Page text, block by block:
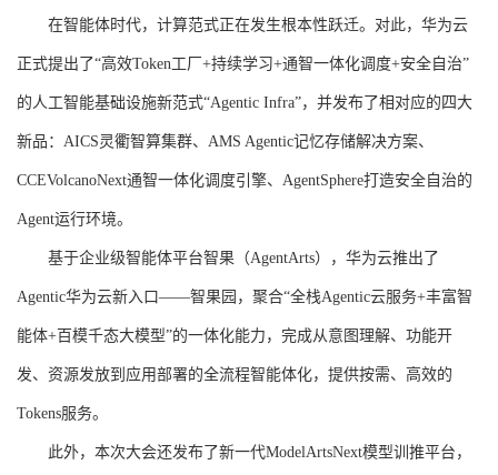
在智能体时代，计算范式正在发生根本性跃迁。对此，华为云
正式提出了“高效Token工厂+持续学习+通智一体化调度+安全自治”
的人工智能基础设施新范式“Agentic Infra”，并发布了相对应的四大
新品：AICS灵衢智算集群、AMS Agentic记忆存储解决方案、
CCEVolcanoNext通智一体化调度引擎、AgentSphere打造安全自治的
Agent运行环境。
基于企业级智能体平台智果（AgentArts），华为云推出了
Agentic华为云新入口——智果园，聚合“全栈Agentic云服务+丰富智
能体+百模千态大模型”的一体化能力，完成从意图理解、功能开
发、资源发放到应用部署的全流程智能体化，提供按需、高效的
Tokens服务。
此外，本次大会还发布了新一代ModelArtsNext模型训推平台，